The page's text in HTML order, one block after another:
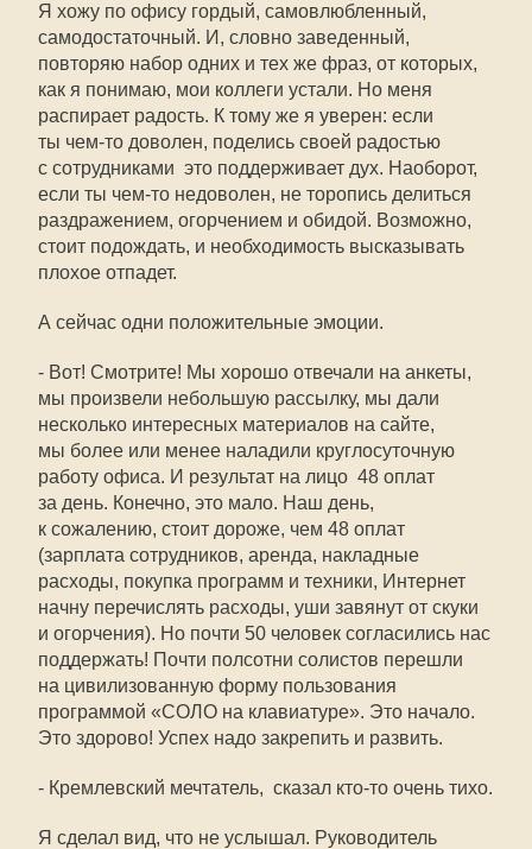
Я хожу по офису гордый, самовлюбленный,
самодостаточный. И, словно заведенный,
повторяю набор одних и тех же фраз, от которых,
как я понимаю, мои коллеги устали. Но меня
распирает радость. К тому же я уверен: если
ты чем-то доволен, поделись своей радостью
с сотрудниками  это поддерживает дух. Наоборот,
если ты чем-то недоволен, не торопись делиться
раздражением, огорчением и обидой. Возможно,
стоит подождать, и необходимость высказывать
плохое отпадет.
А сейчас одни положительные эмоции.
- Вот! Смотрите! Мы хорошо отвечали на анкеты,
мы произвели небольшую рассылку, мы дали
несколько интересных материалов на сайте,
мы более или менее наладили круглосуточную
работу офиса. И результат на лицо  48 оплат
за день. Конечно, это мало. Наш день,
к сожалению, стоит дороже, чем 48 оплат
(зарплата сотрудников, аренда, накладные
расходы, покупка программ и техники, Интернет 
начну перечислять расходы, уши завянут от скуки
и огорчения). Но почти 50 человек согласились нас
поддержать! Почти полсотни солистов перешли
на цивилизованную форму пользования
программой «СОЛО на клавиатуре». Это начало.
Это здорово! Успех надо закрепить и развить.
- Кремлевский мечтатель,  сказал кто-то очень тихо.
Я сделал вид, что не услышал. Руководитель